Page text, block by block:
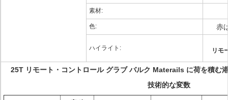
素材:
色: 赤
ハイライト: リモ
25T リモート・コントロール グラブ バルク Materails に荷を積む
技術的な変数